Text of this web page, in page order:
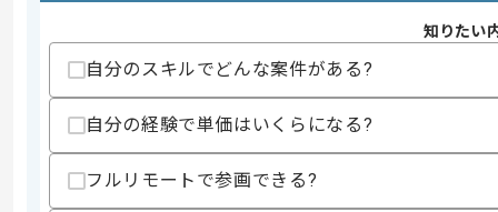
その他募集要項
商談回数
1回
募集人数
2人
作業開始日
2025/08/01
知りたい
自分のスキルでどんな案件がある?
自分の経験で単価はいくらになる?
フルリモートで参画できる?